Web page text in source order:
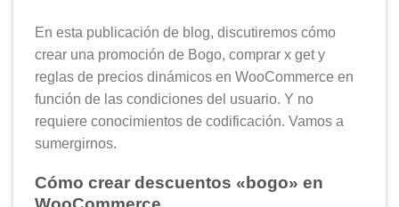
En esta publicación de blog, discutiremos cómo
crear una promoción de Bogo, comprar x get y
reglas de precios dinámicos en WooCommerce en
función de las condiciones del usuario. Y no
requiere conocimientos de codificación. Vamos a
sumergirnos.
Cómo crear descuentos «bogo» en